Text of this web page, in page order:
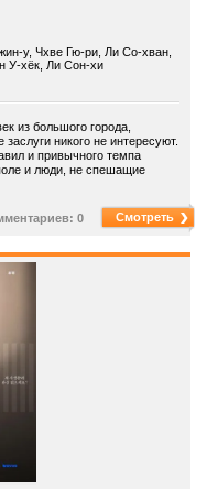
у, Чхве Гю-ри, Ли Со-хван,
У-хёк, Ли Сон-хи
из большого города,
никого не интересуют.
и привычного темпа
и люди, не спешащие
0 Смотреть